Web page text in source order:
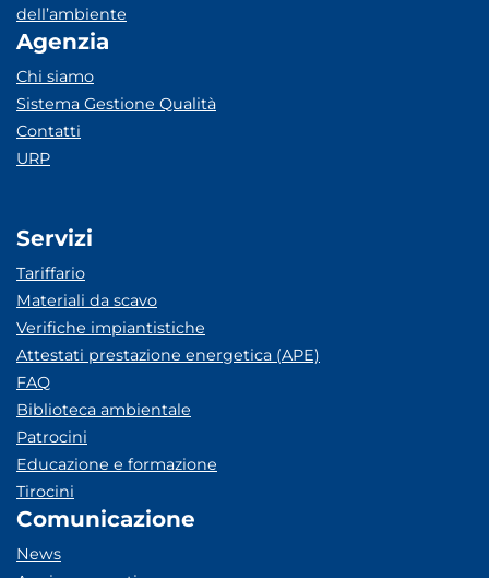
dell’ambiente
Agenzia
Chi siamo
Sistema Gestione Qualità
Contatti
URP
Servizi
Tariffario
Materiali da scavo
Verifiche impiantistiche
Attestati prestazione energetica (APE)
FAQ
Biblioteca ambientale
Patrocini
Educazione e formazione
Tirocini
Comunicazione
News